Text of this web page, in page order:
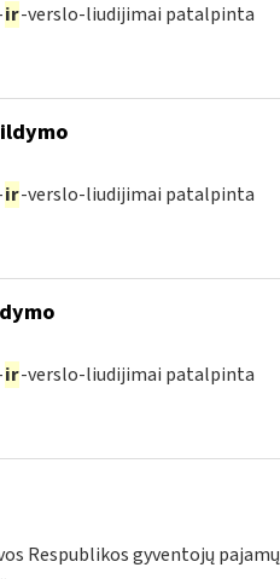
ir-verslo-liudijimai patalpinta
ir-verslo-liudijimai patalpinta
ir-verslo-liudijimai patalpinta
Respublikos gyventojų pajamų